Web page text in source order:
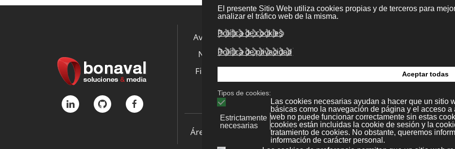
Avenida Florida 9, 2º Ofic.4
Vigo 36.210
+34 986 447 532
Diseño y desarrollo:Bonaval
Aviso legal
Noticias
File Store
KB
Kit Digital
Polícita de
Privacidad
Política de
Área privada Mapa web